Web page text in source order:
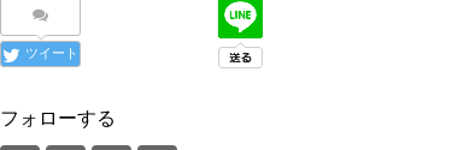
ツイート
フォローする